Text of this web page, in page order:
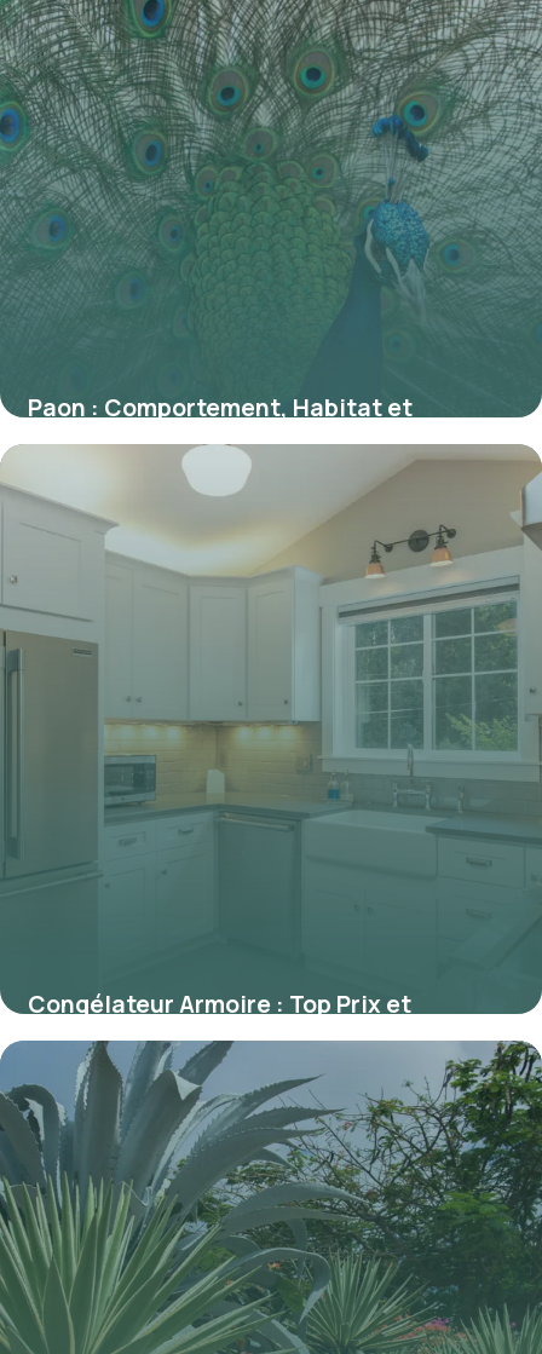
Paon : Comportement, Habitat et
Caractéristiques
1 juin 2026
Congélateur Armoire : Top Prix et
Comparatif
30 mai 2026